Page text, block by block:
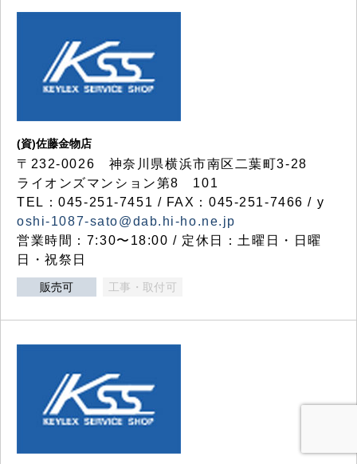
(資)佐藤金物店
〒232-0026 神奈川県横浜市南区二葉町3-28
ライオンズマンション第8 101
TEL：045-251-7451 / FAX：045-251-7466 / y
oshi-1087-sato@dab.hi-ho.ne.jp
営業時間：7:30〜18:00 / 定休日：土曜日・日曜
日・祝祭日
販売可 工事・取付可